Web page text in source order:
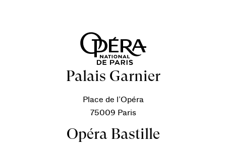
Palais Garnier
Place de l’Opéra
75009 Paris
Opéra Bastille